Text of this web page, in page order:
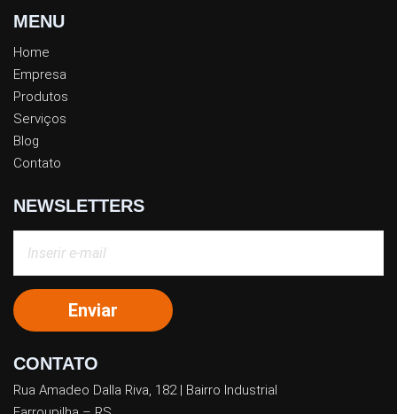
MENU
Home
Empresa
Produtos
Serviços
Blog
Contato
NEWSLETTERS
CONTATO
Rua Amadeo Dalla Riva, 182 | Bairro Industrial